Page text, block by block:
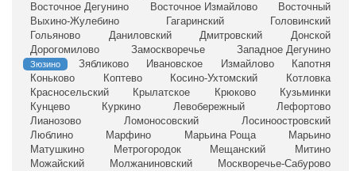
Восточное Дегунино
Восточное Измайлово
Восточный
Выхино-Жулебино
Гагаринский
Головинский
Гольяново
Даниловский Дмитровский
Донской
Дорогомилово
Замоскворечье Западное Дегунино
Зюзино Зябликово Ивановское Измайлово
Капотня
Коньково
Коптево Косино-Ухтомский
Котловка
Красносельский
Крылатское Крюково
Кузьминки
Кунцево
Куркино Левобережный
Лефортово
Лианозово
Ломоносовский
Лосиноостровский
Люблино
Марфино Марьина Роща
Марьино
Матушкино
Метрогородок Мещанский
Митино
Можайский
Молжаниновский
Москворечье-Сабурово